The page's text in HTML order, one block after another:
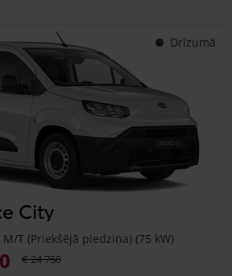
Drīzumā
City
T (Priekšējā piedziņa) (75 kW)
€ 24 750